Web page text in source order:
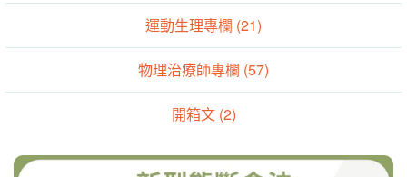
運動生理專欄 (21)
物理治療師專欄 (57)
開箱文 (2)